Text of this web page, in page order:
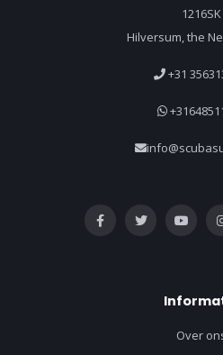
1216SK
Hilversum, the
+31
Over